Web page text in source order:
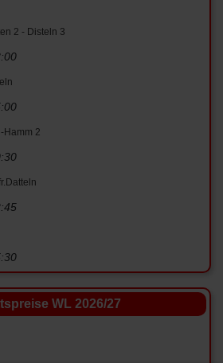
2 - Disteln 3
Hamm 2
WL 2026/27